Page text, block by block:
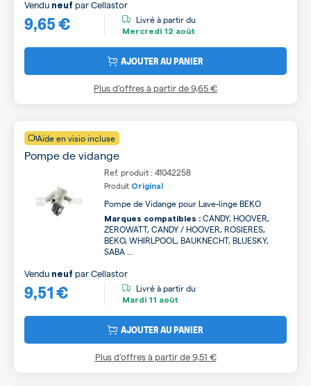
9,65 €
Vendu neuf parCellastor
Livré à partir du
Mercredi 12 août
AJOUTER AU PANIER
Plus d’offres à partir de9,65 €
Aide en visio incluse
Pompe de vidange
Ref. produit : 41042258
Produit Original
Pompe de Vidange pour Lave-linge BEKO
Marques compatibles : CANDY, HOOVER,
ZEROWATT, CANDY / HOOVER, ROSIERES,
BEKO, WHIRLPOOL, BAUKNECHT, BLUESKY,
SABA ...
9,51 €
Vendu neuf parCellastor
Livré à partir du
Mardi 11 août
AJOUTER AU PANIER
Plus d’offres à partir de9,51 €